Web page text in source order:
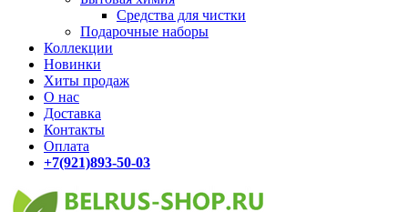
Средства для чистки
Подарочные наборы
Коллекции
Новинки
Хиты продаж
О нас
Доставка
Контакты
Оплата
+7(921)893-50-03